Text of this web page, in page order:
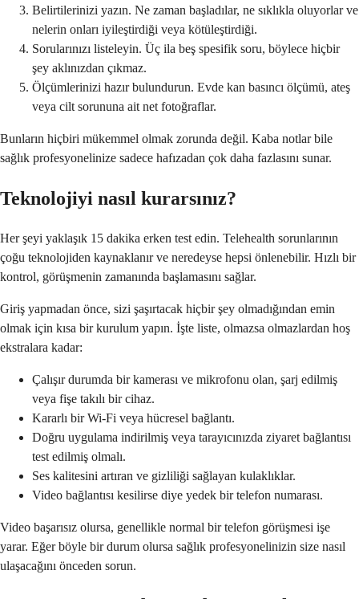
Belirtilerinizi yazın. Ne zaman başladılar, ne sıklıkla oluyorlar ve
nelerin onları iyileştirdiği veya kötüleştirdiği.
Sorularınızı listeleyin. Üç ila beş spesifik soru, böylece hiçbir
şey aklınızdan çıkmaz.
Ölçümlerinizi hazır bulundurun. Evde kan basıncı ölçümü, ateş
veya cilt sorununa ait net fotoğraflar.
Bunların hiçbiri mükemmel olmak zorunda değil. Kaba notlar bile
sağlık profesyonelinize sadece hafızadan çok daha fazlasını sunar.
Teknolojiyi nasıl kurarsınız?
Her şeyi yaklaşık 15 dakika erken test edin. Telehealth sorunlarının
çoğu teknolojiden kaynaklanır ve neredeyse hepsi önlenebilir. Hızlı bir
kontrol, görüşmenin zamanında başlamasını sağlar.
Giriş yapmadan önce, sizi şaşırtacak hiçbir şey olmadığından emin
olmak için kısa bir kurulum yapın. İşte liste, olmazsa olmazlardan hoş
ekstralara kadar:
Çalışır durumda bir kamerası ve mikrofonu olan, şarj edilmiş
veya fişe takılı bir cihaz.
Kararlı bir Wi-Fi veya hücresel bağlantı.
Doğru uygulama indirilmiş veya tarayıcınızda ziyaret bağlantısı
test edilmiş olmalı.
Ses kalitesini artıran ve gizliliği sağlayan kulaklıklar.
Video bağlantısı kesilirse diye yedek bir telefon numarası.
Video başarısız olursa, genellikle normal bir telefon görüşmesi işe
yarar. Eğer böyle bir durum olursa sağlık profesyonelinizin size nasıl
ulaşacağını önceden sorun.